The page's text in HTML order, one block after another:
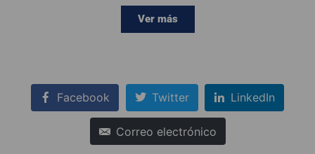
Ver más
Facebook Twitter LinkedIn
Correo electrónico